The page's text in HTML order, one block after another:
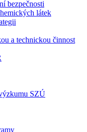
bezpečnosti
látek
a technickou činnost
SZÚ